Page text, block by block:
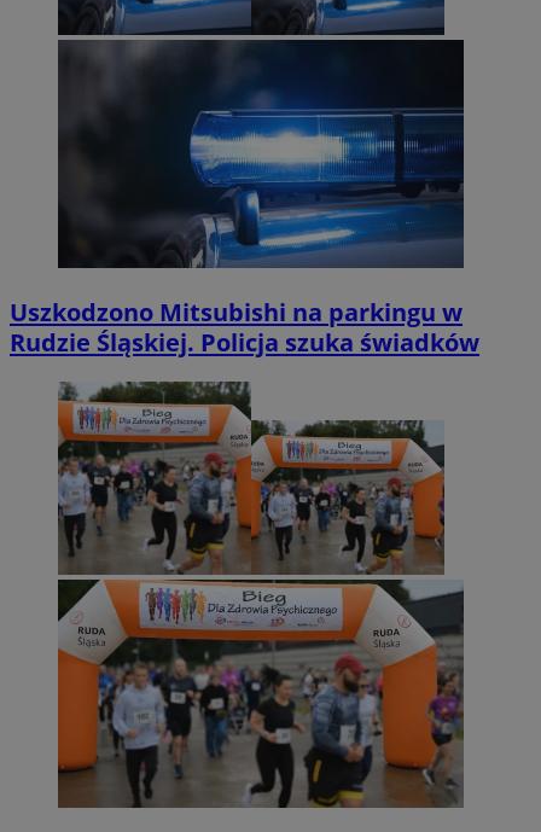
Uszkodzono Mitsubishi na parkingu w
Rudzie Śląskiej. Policja szuka świadków